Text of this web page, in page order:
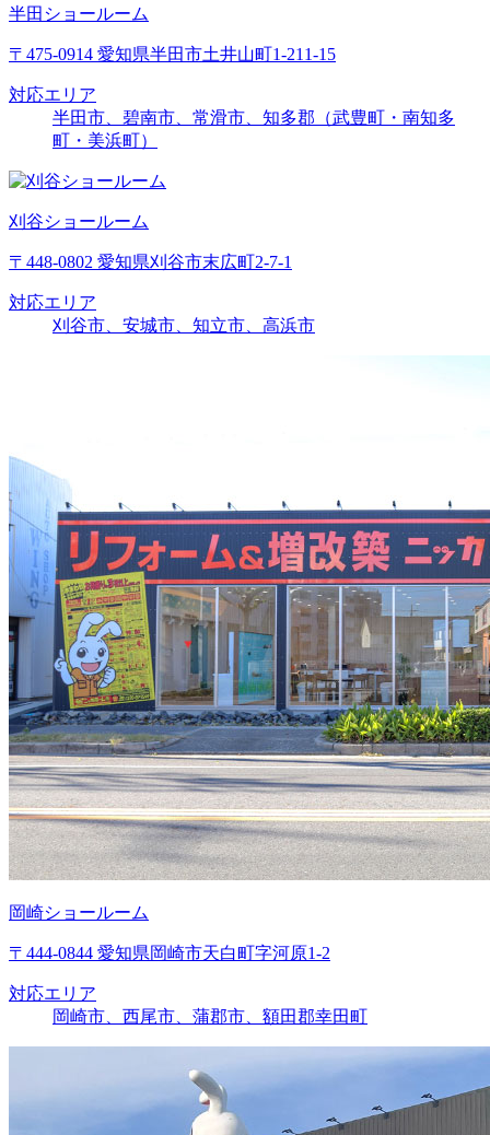
半田ショールーム
〒475-0914 愛知県半田市土井山町1-211-15
対応エリア
半田市、碧南市、常滑市、知多郡（武豊町・南知多
町・美浜町）
刈谷ショールーム
〒448-0802 愛知県刈谷市末広町2-7-1
対応エリア
刈谷市、安城市、知立市、高浜市
岡崎ショールーム
〒444-0844 愛知県岡崎市天白町字河原1-2
対応エリア
岡崎市、西尾市、蒲郡市、額田郡幸田町